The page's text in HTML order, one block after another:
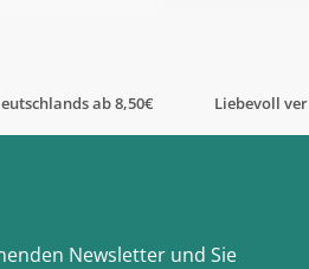
ab 8,50€ Liebevoll
Newsletter und Sie